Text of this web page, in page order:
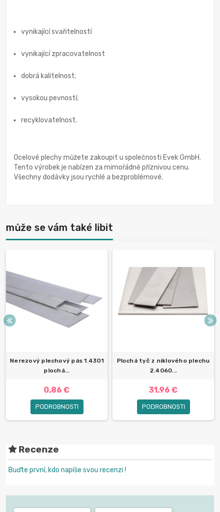
vynikající svařitelností
vynikající zpracovatelnost
dobrá kalitelnost;
vysokou pevností;
recyklovatelnost.
Ocelové plechy můžete zakoupit u společnosti Evek GmbH.
Tento výrobek je nabízen za mimořádně příznivou cenu.
Všechny dodávky jsou rychlé a bezproblémové.
může se vám také libit
Nerezový plechový pás 1.4301
plochá...
0,86 €
PODROBNOSTI
Plochá tyč z niklového plechu
2.4060...
31,96 €
PODROBNOSTI
Recenze
Buďte první, kdo napíše svou recenzi !